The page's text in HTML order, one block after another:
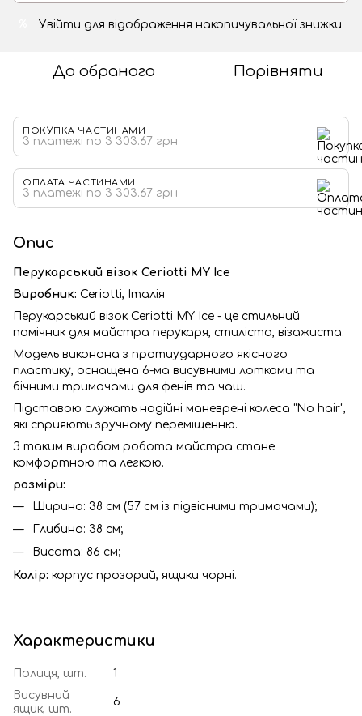
Увійти для відображення накопичувальної знижки
До обраного Порівняти
ПОКУПКА ЧАСТИНАМИ
3 платежі по 3 303.67 грн
ОПЛАТА ЧАСТИНАМИ
3 платежі по 3 303.67 грн
Опис
Перукарський візок Ceriotti MY Ice
Виробник: Ceriotti, Італія
Перукарський візок Ceriotti MY Ice - це стильний
помічник для майстра перукаря, стиліста, візажиста.
Модель виконана з протиударного якісного
пластику, оснащена 6-ма висувними лотками та
бічними тримачами для фенів та чаш.
Підставою служать надійні маневрені колеса "No hair",
які сприяють зручному переміщенню.
З таким виробом робота майстра стане
комфортною та легкою.
розміри:
Ширина: 38 см (57 см із підвісними тримачами);
Глибина: 38 см;
Висота: 86 см;
Колір: корпус прозорий, ящики чорні.
Характеристики
Полиця, шт.
1
Висувний
ящик, шт.
6